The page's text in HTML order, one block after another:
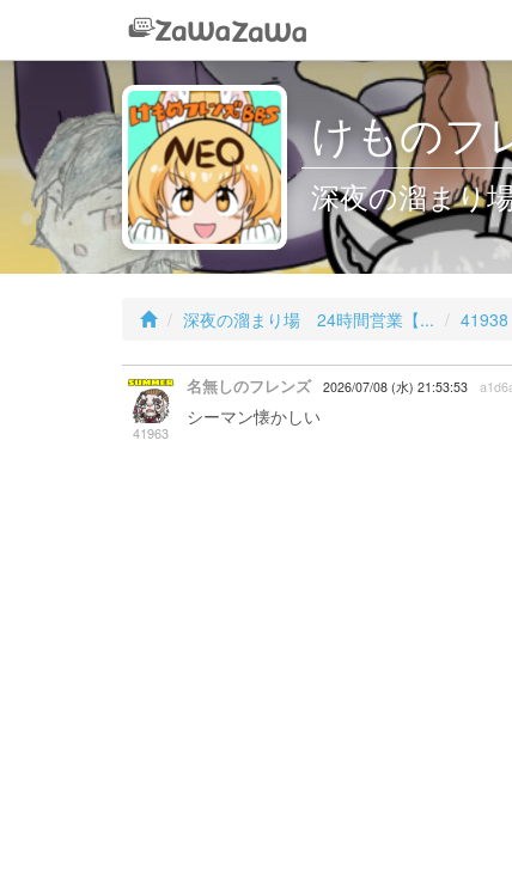
けものフ
深夜の溜まり
深夜の溜まり場 24時間営業【... 41938
41963
名無しのフレンズ 2026/07/08 (水) 21:53:53
シーマン懐かしい